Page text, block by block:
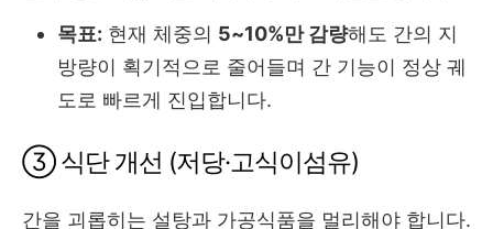
목표: 현재 체중의 5~10%만 감량해도 간의 지
방량이 획기적으로 줄어들며 간 기능이 정상 궤
도로 빠르게 진입합니다.
③ 식단 개선 (저당·고식이섬유)
간을 괴롭히는 설탕과 가공식품을 멀리해야 합니다.